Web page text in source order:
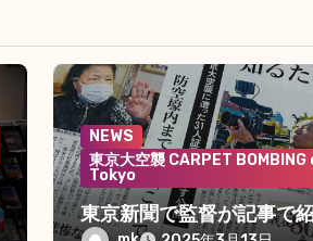
NEWS
東京大空襲 CARPET
Tokyo
東京新聞で監督が記事で